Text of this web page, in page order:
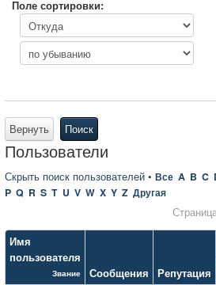
Поле сортировки:
Вернуть Поиск
Пользователи
Скрыть поиск пользователей • Все A B C
P Q R S T U V W X Y Z Другая
Имя
пользователя
Звание Сообщения Репутация